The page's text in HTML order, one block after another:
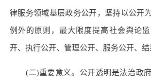
律服务领域基层政务公开，坚持以公开
例外的原则，最大限度提高社会舆论
开、执行公开、管理公开、服务公开、结
(二)重要意义。公开透明是法治政府